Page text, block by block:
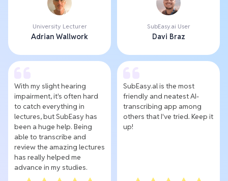
University Lecturer
Adrian Wallwork
SubEasy.ai User
Davi Braz
With my slight hearing
impairment, it's often hard
to catch everything in
lectures, but SubEasy has
been a huge help. Being
able to transcribe and
review the amazing lectures
has really helped me
advance in my studies.
SubEasy.al is the most
friendly and neatest AI-
transcribing app among
others that I've tried. Keep it
up!